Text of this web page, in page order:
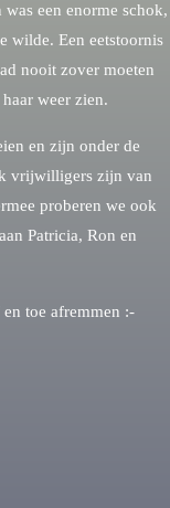
een enorme schok,
wilde. Een eetstoornis
nooit zover moeten
weer zien.
en zijn onder de
vrijwilligers zijn van
proberen we ook
Patricia, Ron en
toe afremmen :-